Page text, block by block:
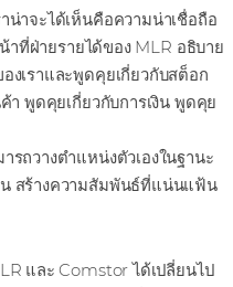
น่าจะได้เห็นคือความน่าเชื่อถือ
าที่ฝ่ายรายได้ของ MLR อธิบาย
งเราและพูดคุยเกี่ยวกับสต็อก
า พูดคุยเกี่ยวกับการเงิน พูดคุย
ถวางตําแหน่งตัวเองในฐานะ
สร้างความสัมพันธ์ที่แน่นแฟ้น
และ Comstor ได้เปลี่ยนไป